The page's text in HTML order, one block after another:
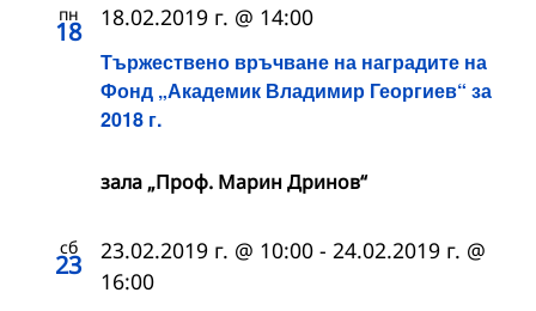
пн
18
Тържествено връчване на наградите на
Фонд „Академик Владимир Георгиев“ за
2018 г.
18.02.2019 г. @ 14:00
зала „Проф. Марин Дринов“
сб
23 23.02.2019 г. @ 10:00 - 24.02.2019 г. @
16:00